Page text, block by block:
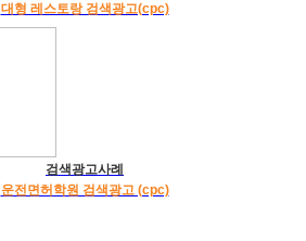
대형 레스토랑 검색광고(cpc)
검색광고사례
운전면허학원 검색광고 (cpc)